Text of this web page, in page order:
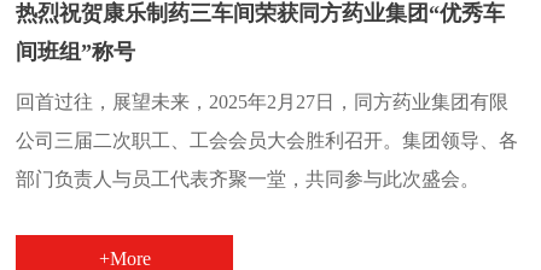
热烈祝贺康乐制药三车间荣获同方药业集团“优秀车
间班组”称号
回首过往，展望未来，2025年2月27日，同方药业集团有限
公司三届二次职工、工会会员大会胜利召开。集团领导、各
部门负责人与员工代表齐聚一堂，共同参与此次盛会。
+More